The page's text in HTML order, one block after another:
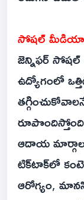
సోషల్
జెన్నిఫర్
ఉద్యోగంలో
ఆదాయ
టిక్‌టాక్‌లో
ఆరోగ్యం,